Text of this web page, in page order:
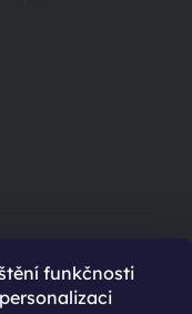
funkčnosti